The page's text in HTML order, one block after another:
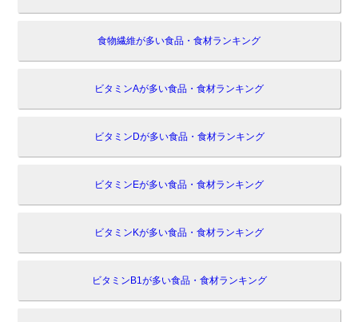
食物繊維が多い食品・食材ランキング
ビタミンAが多い食品・食材ランキング
ビタミンDが多い食品・食材ランキング
ビタミンEが多い食品・食材ランキング
ビタミンKが多い食品・食材ランキング
ビタミンB1が多い食品・食材ランキング